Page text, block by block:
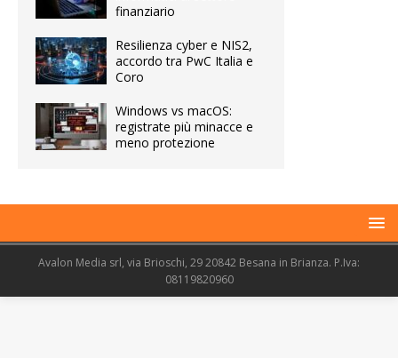
finanziario
Resilienza cyber e NIS2,
accordo tra PwC Italia e
Coro
Windows vs macOS:
registrate più minacce e
meno protezione
Avalon Media srl, via Brioschi, 29 20842 Besana in Brianza. P.Iva:
08119820960